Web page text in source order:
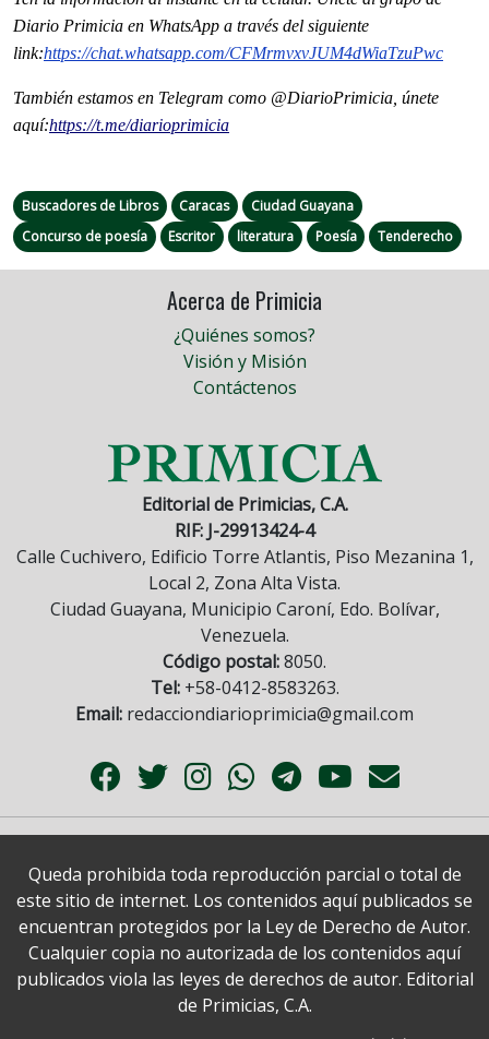
Diario Primicia en WhatsApp a través del siguiente
link:https://chat.whatsapp.com/CFMrmvxvJUM4dWiaTzuPwc
También estamos en Telegram como @DiarioPrimicia, únete
aquí:https://t.me/diarioprimicia
Buscadores de Libros Caracas
Ciudad Guayana
Concurso de poesía
Escritor literatura Poesía Tenderecho
Acerca de Primicia
¿Quiénes somos?
Visión y Misión
Contáctenos
Editorial de Primicias, C.A.
RIF: J-29913424-4
Calle Cuchivero, Edificio Torre Atlantis, Piso Mezanina 1,
Local 2, Zona Alta Vista.
Ciudad Guayana, Municipio Caroní, Edo. Bolívar,
Venezuela.
Código postal:8050.
Tel:+58-0412-8583263.
Email: redacciondiarioprimicia@gmail.com
Queda prohibida toda reproducción parcial o total de
este sitio de internet. Los contenidos aquí publicados se
encuentran protegidos por la Ley de Derecho de Autor.
Cualquier copia no autorizada de los contenidos aquí
publicados viola las leyes de derechos de autor. Editorial
de Primicias, C.A.